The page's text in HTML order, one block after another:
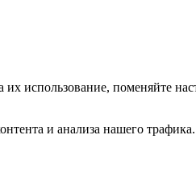
использование, поменяйте
и анализа нашего